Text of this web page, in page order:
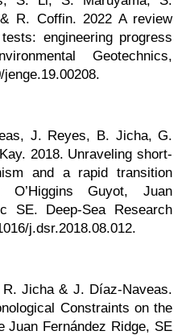
R. Coffin. 2022 A review
engineering progress
Geotechnics,
J. Reyes, B. Jicha, G.
2018. Unraveling short-
and a rapid transition
Guyot, Juan
SE. Deep-Sea Research
j.dsr.2018.08.012.
Jicha & J. Díaz-Naveas.
Constraints on the
Juan Fernández Ridge, SE